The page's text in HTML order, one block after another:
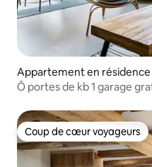
Appartement en résidence
gnoble
Ô portes de kb 1 garage
Coup de cœur voyageurs
Coup de cœur voyageurs